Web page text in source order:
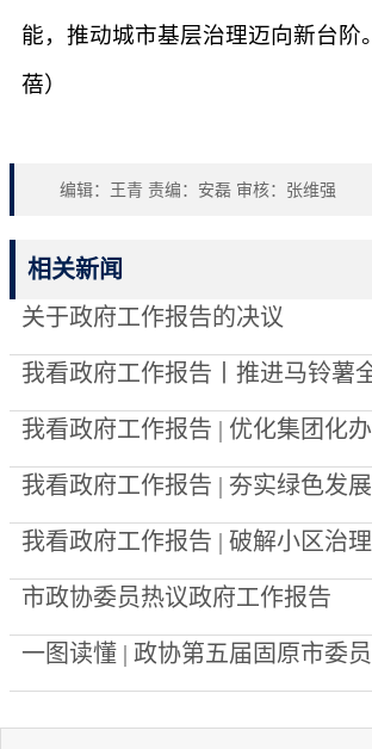
能，推动城市基层治理迈向新台阶
蓓）
编辑：王青 责编：安磊 审核：张维强
相关新闻
关于政府工作报告的决议
我看政府工作报告 | 夯实绿色发
市政协委员热议政府工作报告